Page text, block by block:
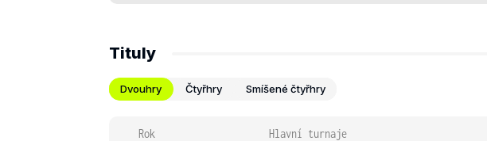
Tituly
Dvouhry Čtyřhry Smíšené čtyřhry
Rok Hlavní turnaje